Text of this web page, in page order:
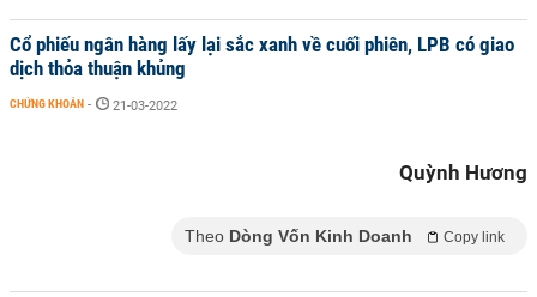
Cổ phiếu ngân hàng lấy lại sắc xanh về cuối phiên, LPB có giao
dịch thỏa thuận khủng
CHỨNG KHOÁN - 21-03-2022
Quỳnh Hương
Theo Dòng Vốn Kinh Doanh Copy link